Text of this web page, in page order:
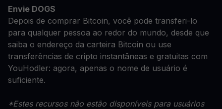
Envie DOGS
Depois de comprar Bitcoin, você pode transferi-lo
para qualquer pessoa ao redor do mundo, desde que
saiba o endereço da carteira Bitcoin ou use
transferências de cripto instantâneas e gratuitas com
YouHodler: agora, apenas o nome de usuário é
suficiente.
*Estes recursos não estão disponíveis para usuários